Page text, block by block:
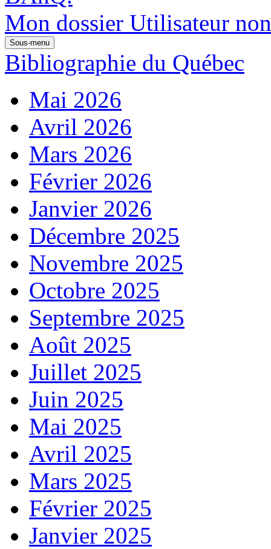
Mon dossier Utilisateur
Sous-menu
Bibliographie du Québec
Mai 2026
Avril 2026
Mars 2026
Février 2026
Janvier 2026
Décembre 2025
Novembre 2025
Octobre 2025
Septembre 2025
Août 2025
Juillet 2025
Juin 2025
Mai 2025
Avril 2025
Mars 2025
Février 2025
Janvier 2025